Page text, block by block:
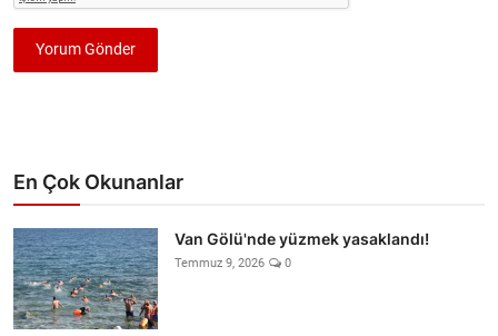
Yorum Gönder
En Çok Okunanlar
Van Gölü'nde yüzmek yasaklandı!
Temmuz 9, 2026 0